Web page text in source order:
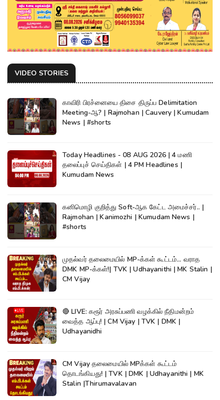
VIDEO STORIES
காவிரி பிரச்னையை திசை திருப்ப Delimitation
Meeting-ஆ? | Rajmohan | Cauvery | Kumudam
News | #shorts
Today Headlines - 08 AUG 2026 | 4 மணி
தலைப்புச் செய்திகள் | 4 PM Headlines |
Kumudam News
கனிமொழி குறித்து Soft-ஆக கேட்ட அமைச்சர்.. |
Rajmohan | Kanimozhi | Kumudam News |
#shorts
முதல்வர் தலைமையில் MP-க்கள் கூட்டம்... வராத
DMK MP-க்கள்!| TVK | Udhayanithi | MK Stalin |
CM Vijay
🔴 LIVE: கரூர் அரசுப்பணி வழக்கில் நீதிமன்றம்
வைத்த ஆப்பு! | CM Vijay | TVK | DMK |
Udhayanidhi
CM Vijay தலைமையில் MPக்கள் கூட்டம்
தொடங்கியது! | TVK | DMK | Udhayanithi | MK
Stalin |Thirumavalavan